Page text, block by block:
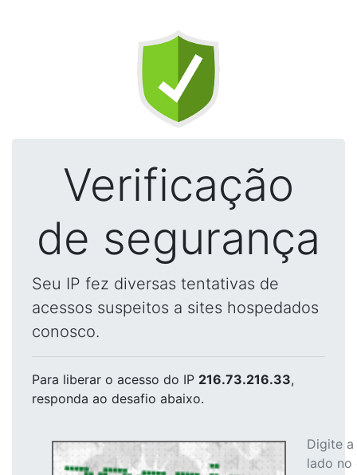
Verificação
de segurança
Seu IP fez diversas tentativas de
acessos suspeitos a sites hospedados
conosco.
Para liberar o acesso do IP 216.73.216.33,
responda ao desafio abaixo.
Digite
lado no